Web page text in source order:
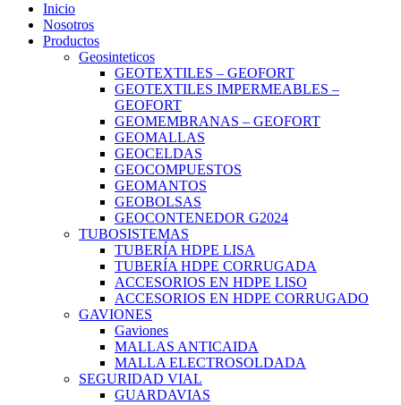
Inicio
Nosotros
Productos
Geosinteticos
GEOTEXTILES – GEOFORT
GEOTEXTILES IMPERMEABLES –
GEOFORT
GEOMEMBRANAS – GEOFORT
GEOMALLAS
GEOCELDAS
GEOCOMPUESTOS
GEOMANTOS
GEOBOLSAS
GEOCONTENEDOR G2024
TUBOSISTEMAS
TUBERÍA HDPE LISA
TUBERÍA HDPE CORRUGADA
ACCESORIOS EN HDPE LISO
ACCESORIOS EN HDPE CORRUGADO
GAVIONES
Gaviones
MALLAS ANTICAIDA
MALLA ELECTROSOLDADA
SEGURIDAD VIAL
GUARDAVIAS